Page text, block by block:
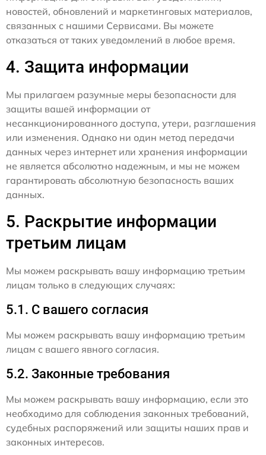
новостей, обновлений и маркетинговых материалов,
связанных с нашими Сервисами. Вы можете
отказаться от таких уведомлений в любое время.
4. Защита информации
Мы прилагаем разумные меры безопасности для
защиты вашей информации от
несанкционированного доступа, утери, разглашения
или изменения. Однако ни один метод передачи
данных через интернет или хранения информации
не является абсолютно надежным, и мы не можем
гарантировать абсолютную безопасность ваших
данных.
5. Раскрытие информации
третьим лицам
Мы можем раскрывать вашу информацию третьим
лицам только в следующих случаях:
5.1. С вашего согласия
Мы можем раскрывать вашу информацию третьим
лицам с вашего явного согласия.
5.2. Законные требования
Мы можем раскрывать вашу информацию, если это
необходимо для соблюдения законных требований,
судебных распоряжений или защиты наших прав и
законных интересов.